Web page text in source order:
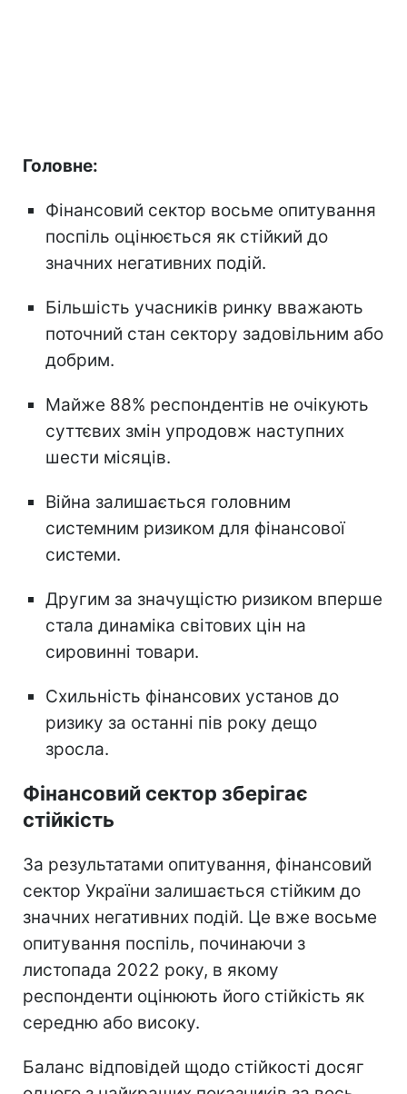
Головне:
Фінансовий сектор восьме опитування
поспіль оцінюється як стійкий до
значних негативних подій.
Більшість учасників ринку вважають
поточний стан сектору задовільним або
добрим.
Майже 88% респондентів не очікують
суттєвих змін упродовж наступних
шести місяців.
Війна залишається головним
системним ризиком для фінансової
системи.
Другим за значущістю ризиком вперше
стала динаміка світових цін на
сировинні товари.
Схильність фінансових установ до
ризику за останні пів року дещо
зросла.
Фінансовий сектор зберігає
стійкість
За результатами опитування, фінансовий
сектор України залишається стійким до
значних негативних подій. Це вже восьме
опитування поспіль, починаючи з
листопада 2022 року, в якому
респонденти оцінюють його стійкість як
середню або високу.
Баланс відповідей щодо стійкості досяг